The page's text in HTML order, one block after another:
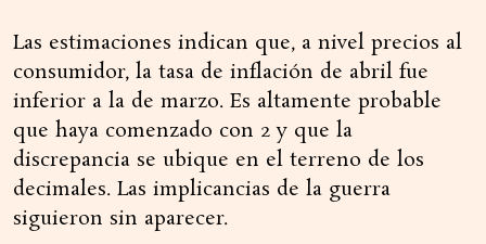
Las estimaciones indican que, a nivel precios al
consumidor, la tasa de inflación de abril fue
inferior a la de marzo. Es altamente probable
que haya comenzado con 2 y que la
discrepancia se ubique en el terreno de los
decimales. Las implicancias de la guerra
siguieron sin aparecer.